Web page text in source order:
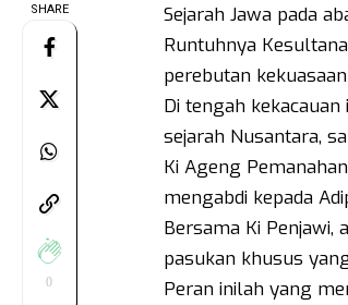
SHARE
0
Sejarah Jawa pada
Runtuhnya
perebutan
Di tengah
sejarah Nusantara,
Ki Ageng
mengabdi kepada
Bersama Ki Penjawi,
pasukan khusus
Peran inilah yang